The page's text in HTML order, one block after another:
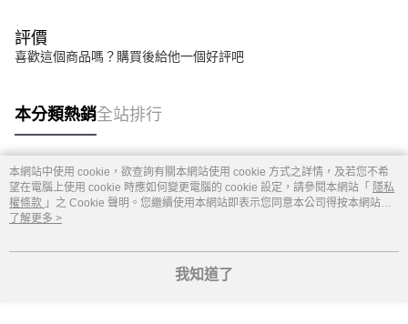
評價
喜歡這個商品嗎？購買後給他一個好評吧
本分類熱銷全站排行
熱門標籤
本網站中使用 cookie，欲查詢有關本網站使用 cookie 方式之詳情，及若您不希
望在電腦上使用 cookie 時應如何變更電腦的 cookie 設定，請參閱本網站「 隱私
權條款 」之 Cookie 聲明。您繼續使用本網站即表示您同意本公司得按本網站使
用條款之 Cookie 聲明使用 cookie。
了解更多 >
我知道了